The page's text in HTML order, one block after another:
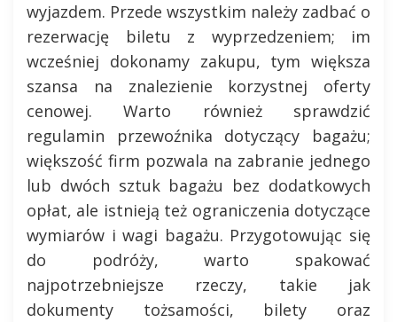
wyjazdem. Przede wszystkim należy zadbać o
rezerwację biletu z wyprzedzeniem; im
wcześniej dokonamy zakupu, tym większa
szansa na znalezienie korzystnej oferty
cenowej. Warto również sprawdzić
regulamin przewoźnika dotyczący bagażu;
większość firm pozwala na zabranie jednego
lub dwóch sztuk bagażu bez dodatkowych
opłat, ale istnieją też ograniczenia dotyczące
wymiarów i wagi bagażu. Przygotowując się
do podróży, warto spakować
najpotrzebniejsze rzeczy, takie jak
dokumenty tożsamości, bilety oraz